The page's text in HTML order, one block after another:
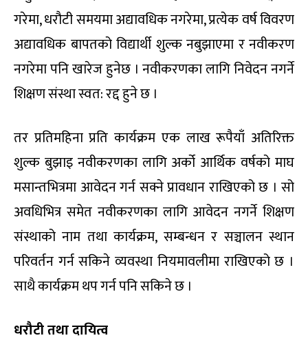
गरेमा, धरौटी समयमा अद्यावधिक नगरेमा, प्रत्येक वर्ष विवरण
अद्यावधिक बापतको विद्यार्थी शुल्क नबुझाएमा र नवीकरण
नगरेमा पनि खारेज हुनेछ । नवीकरणका लागि निवेदन नगर्ने
शिक्षण संस्था स्वत: रद्द हुने छ ।
तर प्रतिमहिना प्रति कार्यक्रम एक लाख रूपैयाँ अतिरिक्त
शुल्क बुझाइ नवीकरणका लागि अर्को आर्थिक वर्षको माघ
मसान्तभित्रमा आवेदन गर्न सक्ने प्रावधान राखिएको छ । सो
अवधिभित्र समेत नवीकरणका लागि आवेदन नगर्ने शिक्षण
संस्थाको नाम तथा कार्यक्रम, सम्बन्धन र सञ्चालन स्थान
परिवर्तन गर्न सकिने व्यवस्था नियमावलीमा राखिएको छ ।
साथै कार्यक्रम थप गर्न पनि सकिने छ ।
धरौटी तथा दायित्व